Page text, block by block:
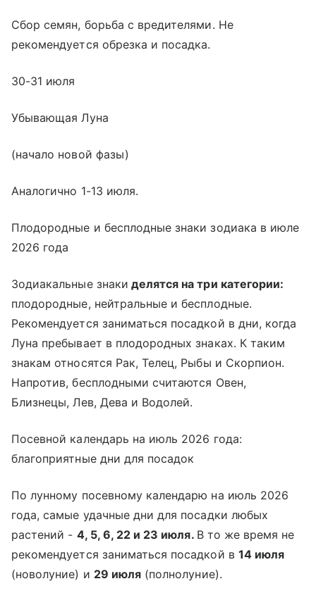
Сбор семян, борьба с вредителями. Не
рекомендуется обрезка и посадка.
30-31 июля
Убывающая Луна
(начало новой фазы)
Аналогично 1-13 июля.
Плодородные и бесплодные знаки зодиака в июле
2026 года
Зодиакальные знаки делятся на три категории:
плодородные, нейтральные и бесплодные.
Рекомендуется заниматься посадкой в дни, когда
Луна пребывает в плодородных знаках. К таким
знакам относятся Рак, Телец, Рыбы и Скорпион.
Напротив, бесплодными считаются Овен,
Близнецы, Лев, Дева и Водолей.
Посевной календарь на июль 2026 года:
благоприятные дни для посадок
По лунному посевному календарю на июль 2026
года, самые удачные дни для посадки любых
растений - 4, 5, 6, 22 и 23 июля. В то же время не
рекомендуется заниматься посадкой в 14 июля
(новолуние) и 29 июля (полнолуние).